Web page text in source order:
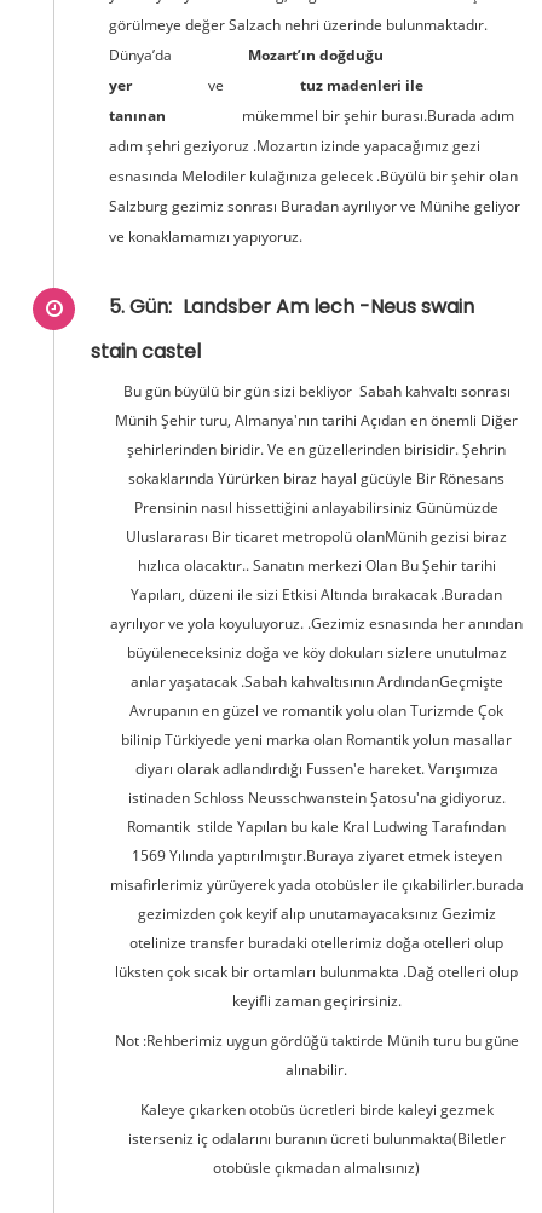
görülmeye değer Salzach nehri üzerinde bulunmaktadır.
Dünya’da
Mozart’ın doğduğu
yer
ve
tuz madenleri ile
tanınan
mükemmel bir şehir burası.Burada adım
adım şehri geziyoruz .Mozartın izinde yapacağımız gezi
esnasında Melodiler kulağınıza gelecek .Büyülü bir şehir olan
Salzburg gezimiz sonrası Buradan ayrılıyor ve Münihe geliyor
ve konaklamamızı yapıyoruz.
5. Gün: Landsber Am lech -Neus swain
stain castel
Bu gün büyülü bir gün sizi bekliyor Sabah kahvaltı sonrası
Münih Şehir turu, Almanya'nın tarihi Açıdan en önemli Diğer
şehirlerinden biridir. Ve en güzellerinden birisidir. Şehrin
sokaklarında Yürürken biraz hayal gücüyle Bir Rönesans
Prensinin nasıl hissettiğini anlayabilirsiniz Günümüzde
Uluslararası Bir ticaret metropolü olanMünih gezisi biraz
hızlıca olacaktır.. Sanatın merkezi Olan Bu Şehir tarihi
Yapıları, düzeni ile sizi Etkisi Altında bırakacak .Buradan
ayrılıyor ve yola koyuluyoruz. .Gezimiz esnasında her anından
büyüleneceksiniz doğa ve köy dokuları sizlere unutulmaz
anlar yaşatacak .Sabah kahvaltısının ArdındanGeçmişte
Avrupanın en güzel ve romantik yolu olan Turizmde Çok
bilinip Türkiyede yeni marka olan Romantik yolun masallar
diyarı olarak adlandırdığı Fussen'e hareket. Varışımıza
istinaden Schloss Neusschwanstein Şatosu'na gidiyoruz.
Romantik stilde Yapılan bu kale Kral Ludwing Tarafından
1569 Yılında yaptırılmıştır.Buraya ziyaret etmek isteyen
misafirlerimiz yürüyerek yada otobüsler ile çıkabilirler.burada
gezimizden çok keyif alıp unutamayacaksınız Gezimiz
otelinize transfer buradaki otellerimiz doğa otelleri olup
lüksten çok sıcak bir ortamları bulunmakta .Dağ otelleri olup
keyifli zaman geçirirsiniz.
Not :Rehberimiz uygun gördüğü taktirde Münih turu bu güne
alınabilir.
Kaleye çıkarken otobüs ücretleri birde kaleyi gezmek
isterseniz iç odalarını buranın ücreti bulunmakta(Biletler
otobüsle çıkmadan almalısınız)